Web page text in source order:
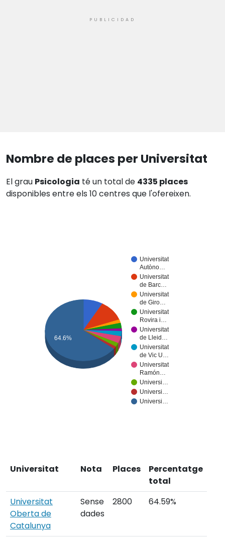
Nombre de places per Universitat
El grau Psicologia té un total de 4335 places
disponibles entre els 10 centres que l'ofereixen.
Universitat
Autòno…
Universitat
de Barc…
Universitat
de Giro…
Universitat
Rovira i…
Universitat
de Lleid…
Universitat
de Vic U…
Universitat
Ramón…
Universi…
Universi…
Universi…
64.6%
Universitat Nota Places
Percentatge
total
Universitat
Oberta de
Catalunya
Sense
dades
2800 64.59%